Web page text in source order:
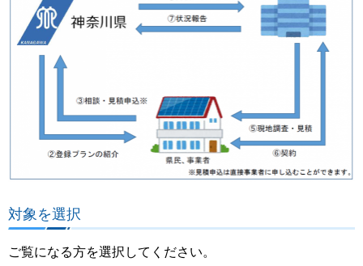
対象を選択
ご覧になる方を選択してください。